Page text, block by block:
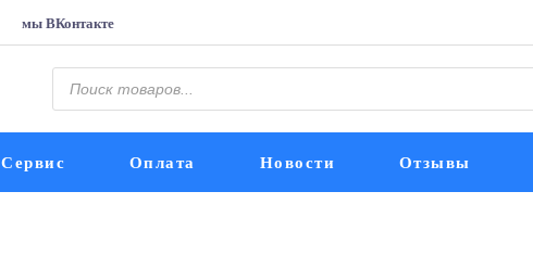
мы ВКонтакте
Поиск
товаров
Сервис Оплата Новости Отзывы